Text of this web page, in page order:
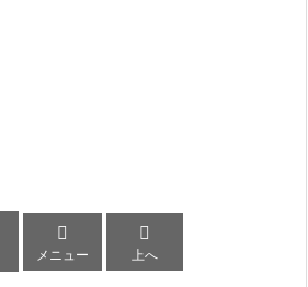

メニュー

上へ